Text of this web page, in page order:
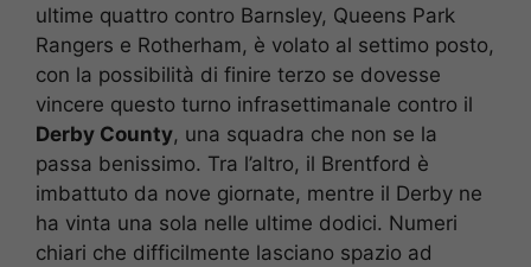
ultime quattro contro Barnsley, Queens Park
Rangers e Rotherham, è volato al settimo posto,
con la possibilità di finire terzo se dovesse
vincere questo turno infrasettimanale contro il
Derby County, una squadra che non se la
passa benissimo. Tra l’altro, il Brentford è
imbattuto da nove giornate, mentre il Derby ne
ha vinta una sola nelle ultime dodici. Numeri
chiari che difficilmente lasciano spazio ad